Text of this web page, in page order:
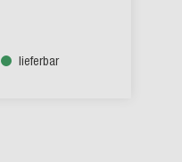
lieferbar